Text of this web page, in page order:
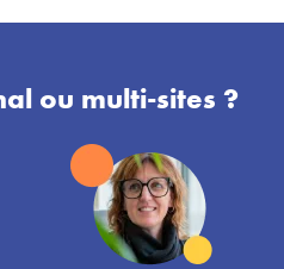
ou multi-sites ?